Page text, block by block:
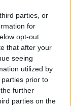
parties, or
for
opt-out
that after your
seeing
utilized by
prior to
further
parties on the
el
italt!